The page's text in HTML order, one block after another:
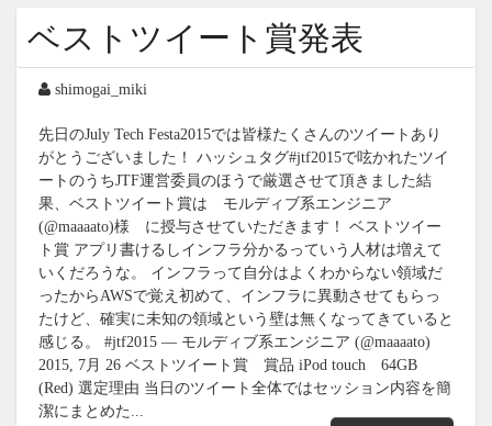
ベストツイート賞発表
shimogai_miki
先日のJuly Tech Festa2015では皆様たくさんのツイートあり
がとうございました！ ハッシュタグ#jtf2015で呟かれたツイ
ートのうちJTF運営委員のほうで厳選させて頂きました結
果、ベストツイート賞は モルディブ系エンジニア
(@maaaato)様 に授与させていただきます！ ベストツイー
ト賞 アプリ書けるしインフラ分かるっていう人材は増えて
いくだろうな。 インフラって自分はよくわからない領域だ
ったからAWSで覚え初めて、インフラに異動させてもらっ
たけど、確実に未知の領域という壁は無くなってきていると
感じる。 #jtf2015 — モルディブ系エンジニア (@maaaato)
2015, 7月 26 ベストツイート賞 賞品 iPod touch 64GB
(Red) 選定理由 当日のツイート全体ではセッション内容を簡
潔にまとめた...